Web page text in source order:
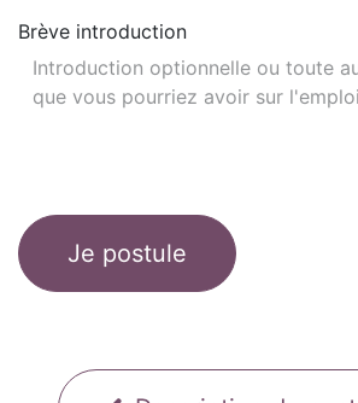
Brève introduction
Je postule